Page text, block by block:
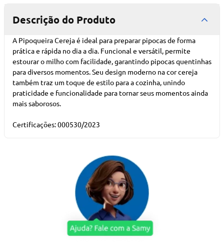
Descrição do Produto
A Pipoqueira Cereja é ideal para preparar pipocas de forma
prática e rápida no dia a dia. Funcional e versátil, permite
estourar o milho com facilidade, garantindo pipocas quentinhas
para diversos momentos. Seu design moderno na cor cereja
também traz um toque de estilo para a cozinha, unindo
praticidade e funcionalidade para tornar seus momentos ainda
mais saborosos.
Certificações: 000530/2023